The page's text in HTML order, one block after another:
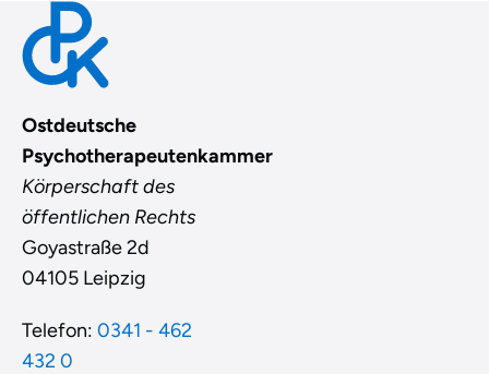
Ostdeutsche
Psychotherapeutenkammer
Körperschaft des
öffentlichen Rechts
Goyastraße 2d
04105 Leipzig
Telefon: 0341 - 462
432 0